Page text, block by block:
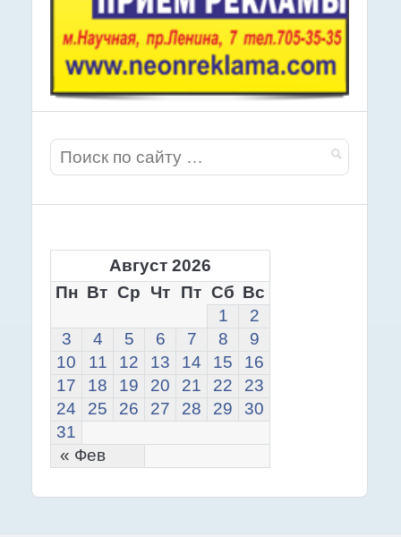
Август 2026
Пн Вт Ср Чт Пт Сб Вс
« Фев
1
2
3
4 5 6 7 8
9
10
11 12 13 14 15
16
17
18 19 20 21 22
23
24
25 26 27 28 29
30
31